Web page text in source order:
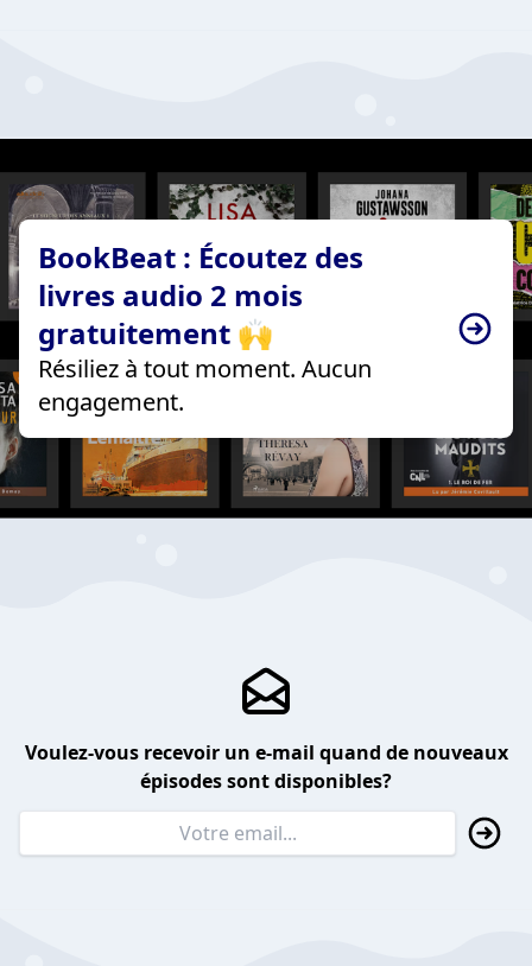
BookBeat : Écoutez des
livres audio 2 mois
gratuitement 🙌
Résiliez à tout moment. Aucun
engagement.
Voulez-vous recevoir un e-mail quand de nouveaux
épisodes sont disponibles?